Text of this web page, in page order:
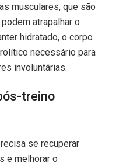
musculares, que são
atrapalhar o
hidratado, o corpo
necessário para
involuntárias.
treino
se recuperar
e melhorar o